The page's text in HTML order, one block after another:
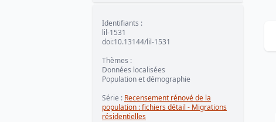
Identifiants :
lil-1531
doi:10.13144/lil-1531
Thèmes :
Données localisées
Population et démographie
Série : Recensement rénové de la
population : fichiers détail - Migrations
résidentielles